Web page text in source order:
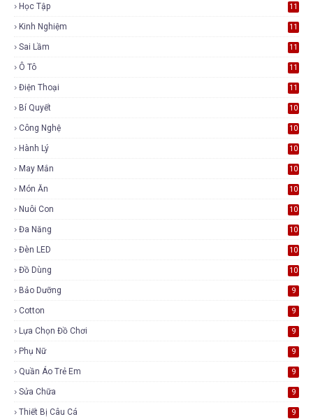
Học Tập 11
Kinh Nghiệm 11
Sai Lầm 11
Ô Tô 11
Điện Thoại 11
Bí Quyết 10
Công Nghệ 10
Hành Lý 10
May Mắn 10
Món Ăn 10
Nuôi Con 10
Đa Năng 10
Đèn LED 10
Đồ Dùng 10
Bảo Dưỡng 9
Cotton 9
Lựa Chọn Đồ Chơi 9
Phụ Nữ 9
Quần Áo Trẻ Em 9
Sửa Chữa 9
Thiết Bị Câu Cá 9